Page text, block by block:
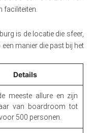
faciliteiten.
is de locatie die sfeer,
manier die past bij het
Details
meeste allure en zijn
van boardroom tot
500 personen.